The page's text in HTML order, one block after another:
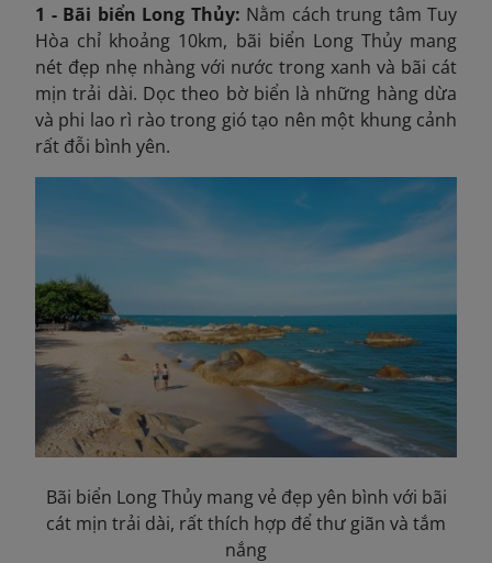
1 - Bãi biển Long Thủy: Nằm cách trung tâm Tuy
Hòa chỉ khoảng 10km, bãi biển Long Thủy mang
nét đẹp nhẹ nhàng với nước trong xanh và bãi cát
mịn trải dài. Dọc theo bờ biển là những hàng dừa
và phi lao rì rào trong gió tạo nên một khung cảnh
rất đỗi bình yên.
Bãi biển Long Thủy mang vẻ đẹp yên bình với bãi
cát mịn trải dài, rất thích hợp để thư giãn và tắm
nắng